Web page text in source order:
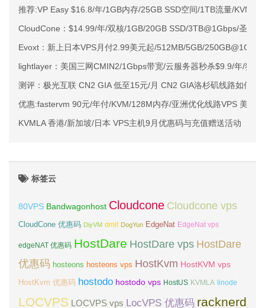
推荐:VP Easy $16.8/年/1GB内存/25GB SSD空间/1TB流量/KVM/拉
CloudCone：$14.99/年/双核/1GB/20GB SSD/3TB@1Gbps/圣路
Evoxt：新上日本VPS月付2.99美元起/512MB/5GB/
lightlayer：美国三网CMIN2/1Gbps带宽/云服务器秒杀$9.9/年/独立
测评：极光互联 CN2 GIA 低至15元/月 CN2 GIA洛杉矶线路如何？
优惠:fastervm 90元/年付/KVM/128M内存/亚洲优化线路VPS 美国
KVMLA 香港/新加坡/日本 VPS主机9月优惠码与充值赠送活动
标签云
80VPS Bandwagonhost Cloudcone Cloudcone vps
CloudCone 优惠码 DiyVM dmit DogYun EdgeNat EdgeNat vps
edgeNAT 优惠码 HostDare HostDare vps HostDare
优惠码 hosteons hosteons vps HostKvm HostKVM vps
HostKvm 优惠码 hostodo hostodo vps HostUS KVMLA linode
LOCVPS LOCVPS vps LocVPS 优惠码 racknerd